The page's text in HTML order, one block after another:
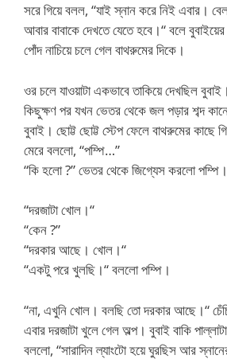
সরে গিয়ে বলল, “যাই স্নান করে নিই এবার।
আবার বাবাকে দেখতে যেতে হবে।“ বলে
পোঁদ নাচিয়ে চলে গেল বাথরুমের দিকে।
ওর চলে যাওয়াটা একভাবে তাকিয়ে দেখছিল
কিছুক্ষণ পর যখন ভেতর থেকে জল পড়ার শব্দ
বুবাই। ছোট্ট ছোট্ট স্টেপ ফেলে বাথরুমের কাছে
মেরে বললো, “পম্পি…”
“কি হলো ?” ভেতর থেকে জিগ্যেস করলো পম্পি।
“দরজাটা খোল।“
“কেন ?”
“দরকার আছে। খোল।“
“একটু পরে খুলছি।“ বললো পম্পি।
“না, এখুনি খোল। বলছি তো দরকার আছে।“
এবার দরজাটা খুলে গেল অল্প। বুবাই বাকি
বললো, “সারাদিন ল্যাংটো হয়ে ঘুরছিস আর